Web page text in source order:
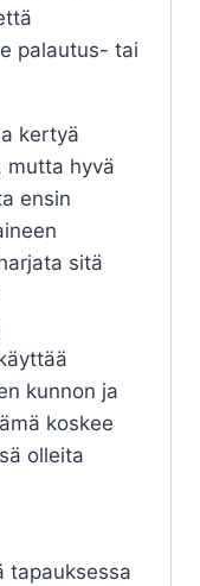
palautus- tai
kertyä
mutta hyvä
ensin
sitä
kunnon ja
koskee
olleita
tapauksessa